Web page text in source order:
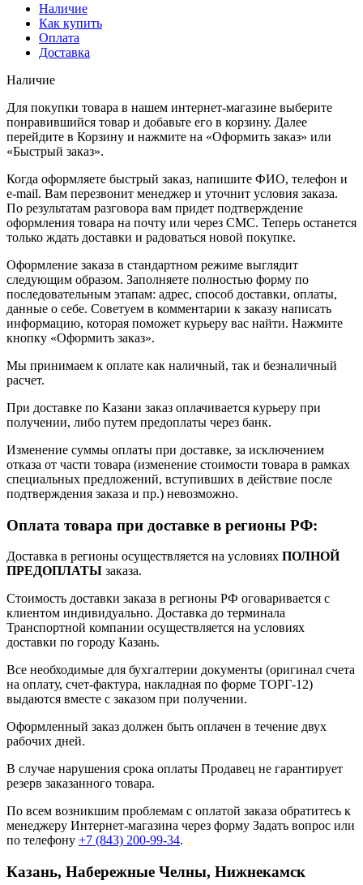
Наличие
Как купить
Оплата
Доставка
Наличие
Для покупки товара в нашем интернет-магазине выберите
понравившийся товар и добавьте его в корзину. Далее
перейдите в Корзину и нажмите на «Оформить заказ» или
«Быстрый заказ».
Когда оформляете быстрый заказ, напишите ФИО, телефон и
e-mail. Вам перезвонит менеджер и уточнит условия заказа.
По результатам разговора вам придет подтверждение
оформления товара на почту или через СМС. Теперь останется
только ждать доставки и радоваться новой покупке.
Оформление заказа в стандартном режиме выглядит
следующим образом. Заполняете полностью форму по
последовательным этапам: адрес, способ доставки, оплаты,
данные о себе. Советуем в комментарии к заказу написать
информацию, которая поможет курьеру вас найти. Нажмите
кнопку «Оформить заказ».
Мы принимаем к оплате как наличный, так и безналичный
расчет.
При доставке по Казани заказ оплачивается курьеру при
получении, либо путем предоплаты через банк.
Изменение суммы оплаты при доставке, за исключением
отказа от части товара (изменение стоимости товара в рамках
специальных предложений, вступивших в действие после
подтверждения заказа и пр.) невозможно.
Оплата товара при доставке в регионы РФ:
Доставка в регионы осуществляется на условиях ПОЛНОЙ
ПРЕДОПЛАТЫ заказа.
Стоимость доставки заказа в регионы РФ оговаривается с
клиентом индивидуально. Доставка до терминала
Транспортной компании осуществляется на условиях
доставки по городу Казань.
Все необходимые для бухгалтерии документы (оригинал счета
на оплату, счет-фактура, накладная по форме ТОРГ-12)
выдаются вместе с заказом при получении.
Оформленный заказ должен быть оплачен в течение двух
рабочих дней.
В случае нарушения срока оплаты Продавец не гарантирует
резерв заказанного товара.
По всем возникшим проблемам с оплатой заказа обратитесь к
менеджеру Интернет-магазина через форму Задать вопрос или
по телефону +7 (843) 200-99-34.
Казань, Набережные Челны, Нижнекамск